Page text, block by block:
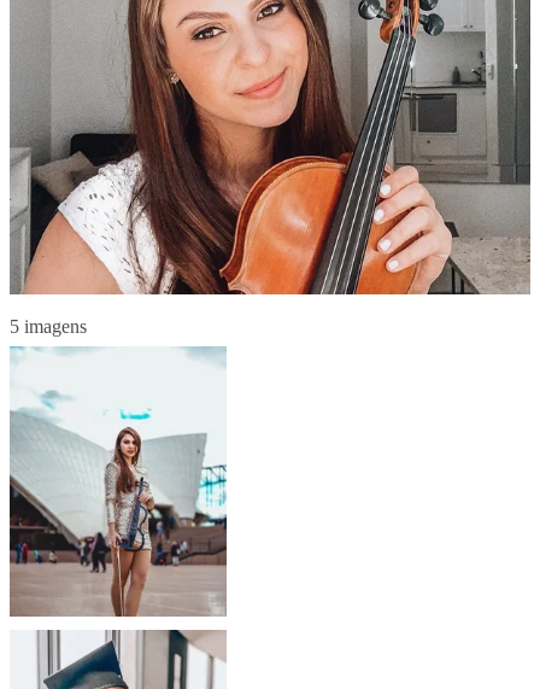
5 imagens